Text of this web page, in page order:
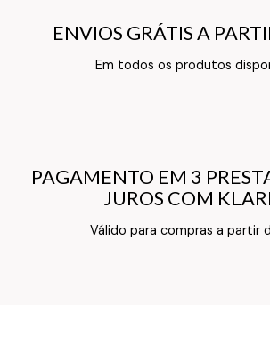
ENVIOS GRÁTIS A
Em todos os produtos
ENVIOS GRÁTIS A
Texto do Verso do Cartão de
PAGAMENTO EM 3
JUROS COM
Válido para compras a partir
PAGAMENTO EM 3
JUROS COM
Texto do Verso do Cartão de